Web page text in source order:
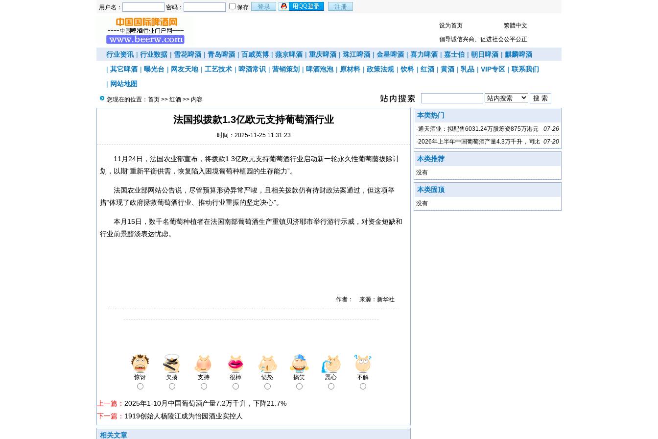
用户名： 密码： 保存
设为首页
繁體中文
倡导诚信兴商、促进社会公平公正
行业资讯 | 行业数据 | 雪花啤酒 | 青岛啤酒 | 百威英博 | 燕京啤酒 | 重庆啤酒 | 珠江啤酒 | 金星啤酒 | 喜力啤酒 | 嘉士伯 | 朝日啤酒 | 麒麟啤酒
| 其它啤酒 | 曝光台 | 网友天地 | 工艺技术 | 啤酒常识 | 营销策划 | 啤酒泡泡 | 原材料 | 政策法规 | 饮料 | 红酒 | 黄酒 | 乳品 | VIP专区 | 联系我们
| 网站地图
您现在的位置： 首页 >> 红酒 >> 内容
法国拟拨款1.3亿欧元支持葡萄酒行业
时间：2025-11-25 11:31:23
11月24日，法国农业部宣布，将拨款1.3亿欧元支持葡萄酒行业启动新一轮永久性葡萄藤拔除计
划，以期“重新平衡供需，恢复陷入困境葡萄种植园的生存能力”。
法国农业部网站公告说，尽管预算形势异常严峻，且相关拨款仍有待财政法案通过，但这项举
措“体现了政府拯救葡萄酒行业、推动行业重振的坚定决心”。
本月15日，数千名葡萄种植者在法国南部葡萄酒生产重镇贝济耶市举行游行示威，对资金短缺和
行业前景黯淡表达忧虑。
作者： 来源：新华社
惊讶 欠揍 支持 很棒 愤怒 搞笑 恶心 不解
上一篇： 2025年1-10月中国葡萄酒产量7.2万千升，下降21.7%
下一篇： 1919创始人杨陵江成为怡园酒业实控人
相关文章
本类热门
07-26
·通天酒业：拟配售6031.24万股筹资875万港元
07-20
·2026年上半年中国葡萄酒产量4.3万千升，同比
持平
本类推荐
没有
本类固顶
没有